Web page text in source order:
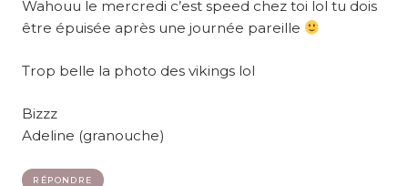
Wahouu le mercredi c’est speed chez toi lol tu dois
être épuisée après une journée pareille
Trop belle la photo des vikings lol
Bizzz
Adeline (granouche)
RÉPONDRE